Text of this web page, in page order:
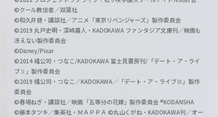
©クール教信者／双葉社
©和久井健・講談社／アニメ「東京リベンジャーズ」製作委員会
©2019 丸戸史明・深崎暮人・KADOKAWA ファンタジア文庫刊／映画も
冴えない製作委員会
©Disney/Pixar
©2014 橘公司・つなこ/KADOKAWA 富士見書房刊/「デート・ア・ライ
ブⅡ」製作委員会
©2019 橘公司・つなこ／KADOKAWA／「デート・ア・ライブⅢ」製作
委員会
©春場ねぎ・講談社／映画「五等分の花嫁」製作委員会 ®KODANSHA
©藤本タツキ／集英社・ＭＡＰＰＡ ©丸山くがね・KADOKAWA刊／オー